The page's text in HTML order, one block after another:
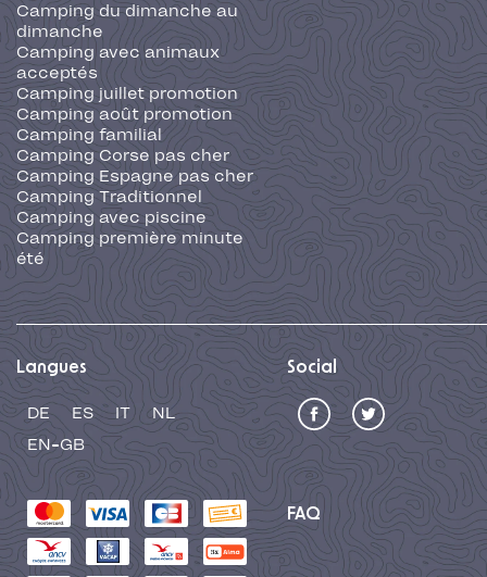
Camping du dimanche au
dimanche
Camping avec animaux
acceptés
Camping juillet promotion
Camping août promotion
Camping familial
Camping Corse pas cher
Camping Espagne pas cher
Camping Traditionnel
Camping avec piscine
Camping première minute
été
Langues
DE ES IT
NL
EN-GB
Social
FAQ